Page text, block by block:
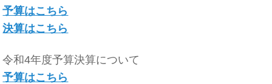
予算はこちら
決算はこちら
令和4年度予算決算について
予算はこちら